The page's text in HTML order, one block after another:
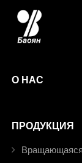
О НАС
ПРОДУКЦИЯ